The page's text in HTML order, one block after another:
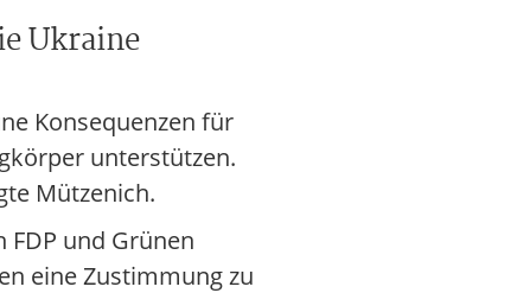
Ukraine
Konsequenzen für
unterstützen.
Mützenich.
und Grünen
eine Zustimmung zu